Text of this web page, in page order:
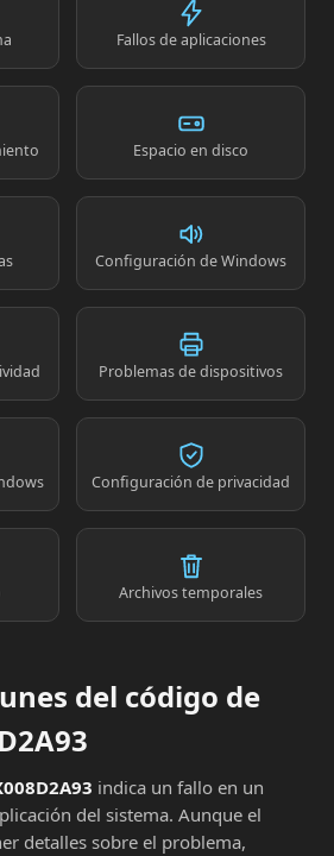
Fallos de aplicaciones
Espacio en disco
Configuración de Windows
Problemas de dispositivos
Configuración de privacidad
Archivos temporales
del código de
indica un fallo en un
del sistema. Aunque el
detalles sobre el problema,